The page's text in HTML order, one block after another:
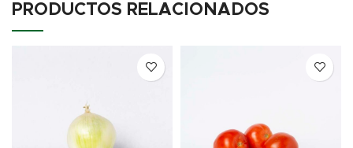
PRODUCTOS RELACIONADOS